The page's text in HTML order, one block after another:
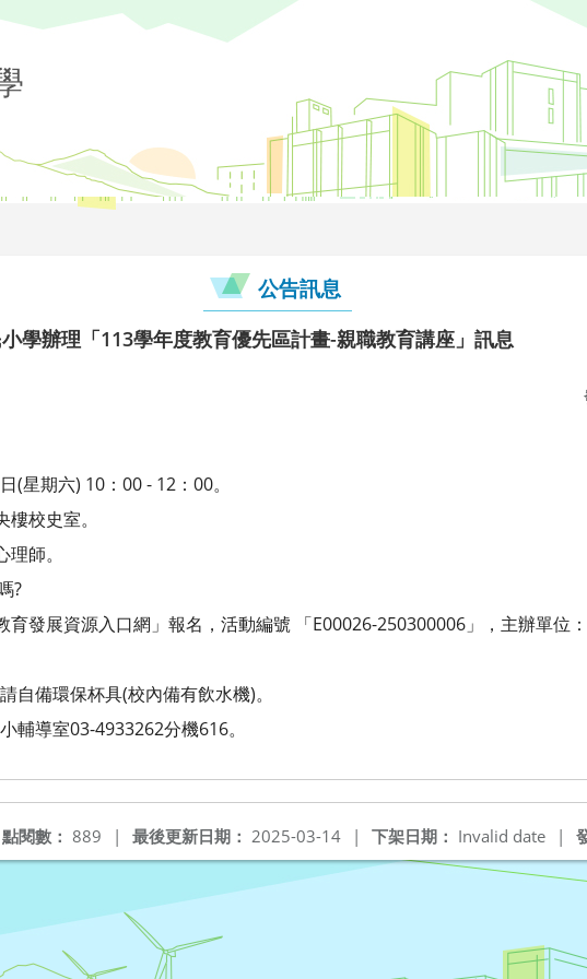
公告訊息
學辦理「113學年度教育優先區計畫-親職教育講座」訊息
星期六) 10：00 - 12：00。
校史室。
師。
?
發展資源入口網」報名，活動編號 「E00026-250300006」，主辦單位
備環保杯具(校內備有飲水機)。
導室03-4933262分機616。
下架日期： Invalid date |
最後更新日期： 2025-03-14 |
點閱數： 889 |